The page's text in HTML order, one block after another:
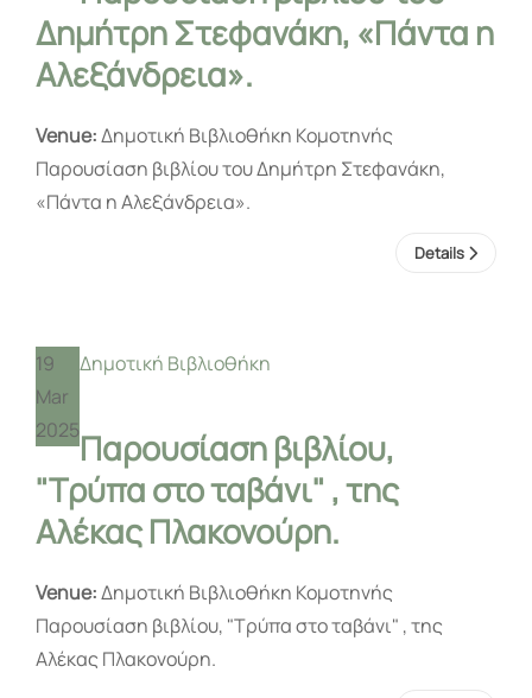
Δημήτρη Στεφανάκη, «Πάντα η
Αλεξάνδρεια».
Venue:Δημοτική Βιβλιοθήκη Κομοτηνής
Παρουσίαση βιβλίου του Δημήτρη Στεφανάκη,
«Πάντα η Αλεξάνδρεια».
Details
19
Mar
2025
Δημοτική Βιβλιοθήκη
Παρουσίαση βιβλίου,
"Τρύπα στο ταβάνι" , της
Αλέκας Πλακονούρη.
Venue:Δημοτική Βιβλιοθήκη Κομοτηνής
Παρουσίαση βιβλίου, "Τρύπα στο ταβάνι" , της
Αλέκας Πλακονούρη.